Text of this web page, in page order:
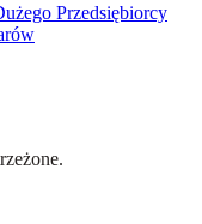
Przedsiębiorcy